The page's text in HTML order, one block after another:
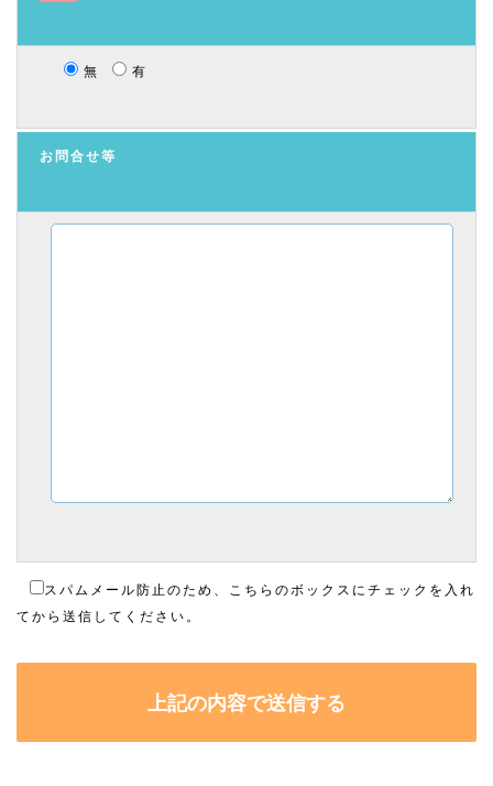
無 有
お問合せ等
スパムメール防止のため、こちらのボックスにチェックを入れ
てから送信してください。